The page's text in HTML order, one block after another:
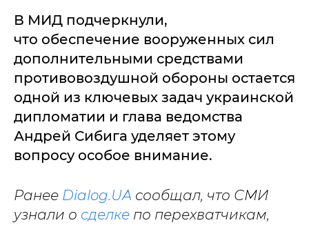
В МИД подчеркнули,
что обеспечение вооруженных сил
дополнительными средствами
противовоздушной обороны остается
одной из ключевых задач украинской
дипломатии и глава ведомства
Андрей Сибига уделяет этому
вопросу особое внимание.
Ранее Dialog.UA сообщал, что СМИ
узнали о сделке по перехватчикам,